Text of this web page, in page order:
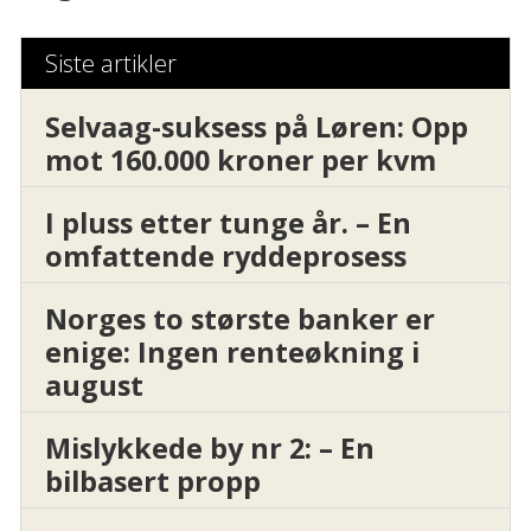
Siste artikler
Selvaag-suksess på Løren: Opp
mot 160.000 kroner per kvm
I pluss etter tunge år. – En
omfattende ryddeprosess
Norges to største banker er
enige: Ingen renteøkning i
august
Mislykkede by nr 2: – En
bilbasert propp